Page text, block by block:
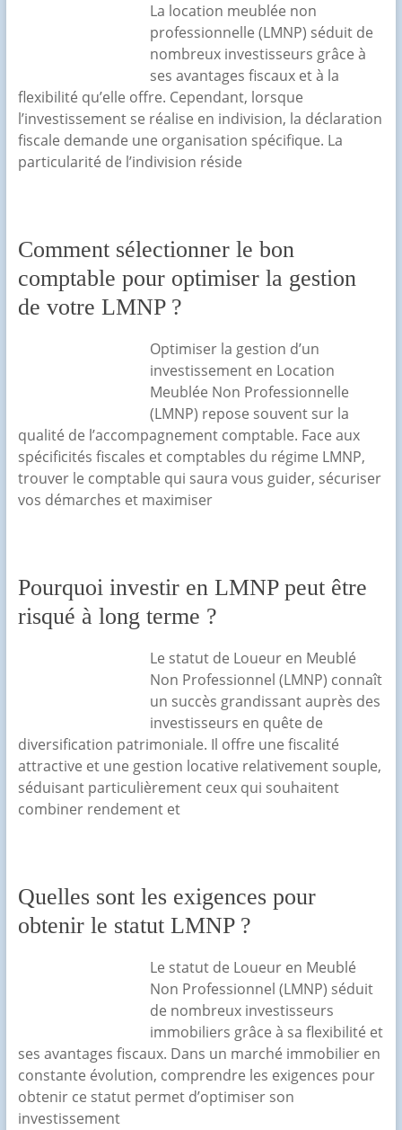
La location meublée non
professionnelle (LMNP) séduit de
nombreux investisseurs grâce à
ses avantages fiscaux et à la
flexibilité qu’elle offre. Cependant, lorsque
l’investissement se réalise en indivision, la déclaration
fiscale demande une organisation spécifique. La
particularité de l’indivision réside
Comment sélectionner le bon
comptable pour optimiser la gestion
de votre LMNP ?
Optimiser la gestion d’un
investissement en Location
Meublée Non Professionnelle
(LMNP) repose souvent sur la
qualité de l’accompagnement comptable. Face aux
spécificités fiscales et comptables du régime LMNP,
trouver le comptable qui saura vous guider, sécuriser
vos démarches et maximiser
Pourquoi investir en LMNP peut être
risqué à long terme ?
Le statut de Loueur en Meublé
Non Professionnel (LMNP) connaît
un succès grandissant auprès des
investisseurs en quête de
diversification patrimoniale. Il offre une fiscalité
attractive et une gestion locative relativement souple,
séduisant particulièrement ceux qui souhaitent
combiner rendement et
Quelles sont les exigences pour
obtenir le statut LMNP ?
Le statut de Loueur en Meublé
Non Professionnel (LMNP) séduit
de nombreux investisseurs
immobiliers grâce à sa flexibilité et
ses avantages fiscaux. Dans un marché immobilier en
constante évolution, comprendre les exigences pour
obtenir ce statut permet d’optimiser son
investissement